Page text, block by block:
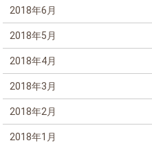
2018年6月
2018年5月
2018年4月
2018年3月
2018年2月
2018年1月